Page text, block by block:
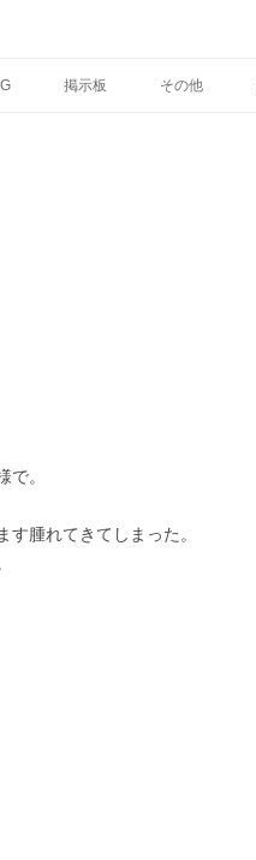
ン
掲示板 その他
。
腫れてきてしまった。